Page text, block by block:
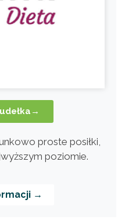
proste posiłki,
poziomie.
→